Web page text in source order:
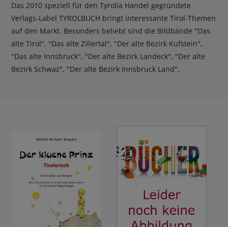
Das 2010 speziell für den Tyrolia Handel gegründete
Verlags-Label TYROLBUCH bringt interessante Tirol-Themen
auf den Markt. Besonders beliebt sind die Bildbände "Das
alte Tirol", "Das alte Zillertal", "Der alte Bezirk Kufstein",
"Das alte Innsbruck", "Der alte Bezirk Landeck", "Der alte
Bezirk Schwaz", "Der alte Bezirk Innsbruck Land".